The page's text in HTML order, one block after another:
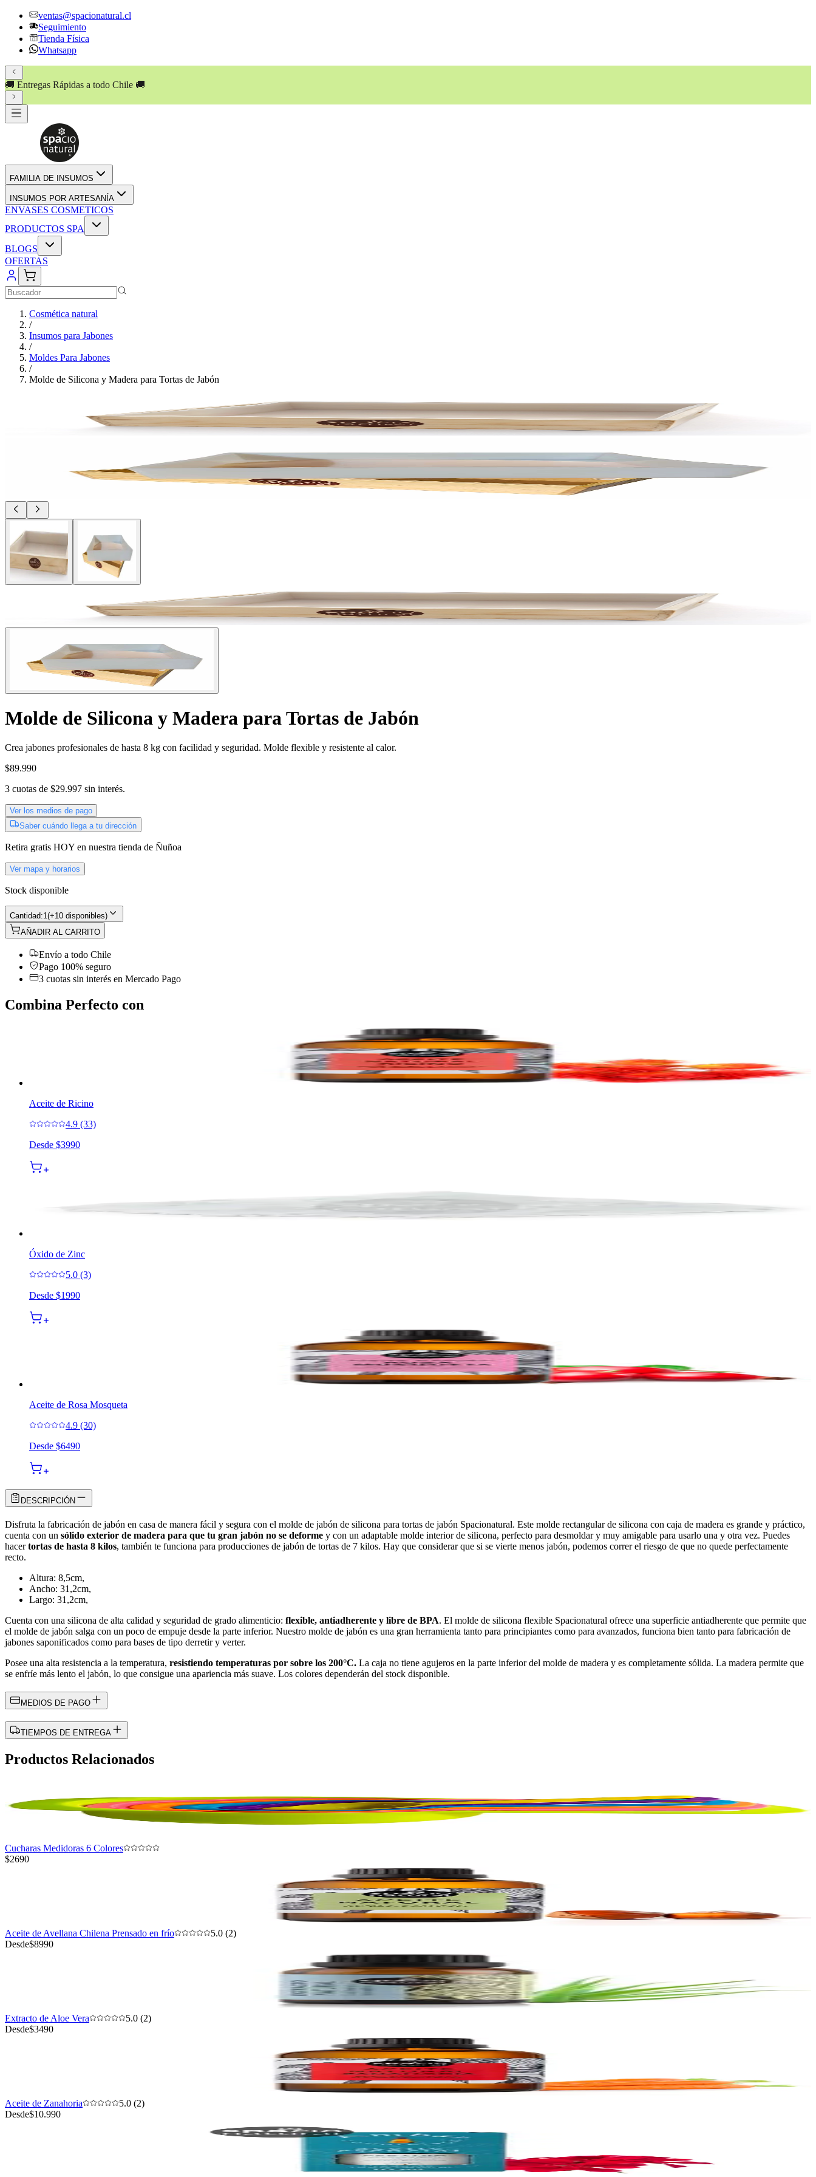
ventas@spacionatural.cl
Seguimiento
Tienda Física
Whatsapp
🚚 Entregas Rápidas a todo Chile 🚚
FAMILIA DE INSUMOS
INSUMOS POR ARTESANÍA
ENVASES COSMETICOS
PRODUCTOS SPA
BLOGS
OFERTAS
Cosmética natural
/
Insumos para Jabones
/
Moldes Para Jabones
/
Molde de Silicona y Madera para Tortas de Jabón
Molde de Silicona y Madera para Tortas de Jabón
Crea jabones profesionales de hasta 8 kg con facilidad y seguridad. Molde flexible y resistente al calor.
$89.990
3 cuotas de $29.997 sin interés.
Ver los medios de pago
Saber cuándo llega a tu dirección
Retira gratis HOY en nuestra tienda de Ñuñoa
Ver mapa y horarios
Stock disponible
Cantidad:1(+10 disponibles)
AÑADIR AL CARRITO
Envío a todo Chile
Pago 100% seguro
3 cuotas sin interés en Mercado Pago
Combina Perfecto con
Aceite de Ricino
4.9 (33)
Desde $3990
Óxido de Zinc
5.0 (3)
Desde $1990
Aceite de Rosa Mosqueta
4.9 (30)
Desde $6490
DESCRIPCIÓN
Disfruta la fabricación de jabón en casa de manera fácil y segura con el molde de jabón de silicona para tortas de jabón Spacionatural. Este molde rectangular de silicona con caja de madera es grande y práctico,
cuenta con un sólido exterior de madera para que tu gran jabón no se deforme y con un adaptable molde interior de silicona, perfecto para desmoldar y muy amigable para usarlo una y otra vez. Puedes
hacertortas de hasta 8 kilos, también te funciona para producciones de jabón de tortas de 7 kilos. Hay que considerar que si se vierte menos jabón, podemos correr el riesgo de que no quede perfectamente
recto.
Altura: 8,5cm,
Ancho: 31,2cm,
Largo: 31,2cm,
Cuenta con una silicona de alta calidad y seguridad de grado alimenticio: flexible, antiadherente y libre de BPA. El molde de silicona flexible Spacionatural ofrece una superficie antiadherente que permite que
el molde de jabón salga con un poco de empuje desde la parte inferior. Nuestro molde de jabón es una gran herramienta tanto para principiantes como para avanzados, funciona bien tanto para fabricación de
jabones saponificados como para bases de tipo derretir y verter.
Posee una alta resistencia a la temperatura, resistiendo temperaturas por sobre los 200°C. La caja no tiene agujeros en la parte inferior del molde de madera y es completamente sólida. La madera permite que
se enfríe más lento el jabón, lo que consigue una apariencia más suave. Los colores dependerán del stock disponible.
MEDIOS DE PAGO
TIEMPOS DE ENTREGA
Productos Relacionados
Cucharas Medidoras 6 Colores
$2690
Aceite de Avellana Chilena Prensado en frío
5.0 (2)
Desde$8990
Extracto de Aloe Vera
5.0 (2)
Desde$3490
Aceite de Zanahoria
5.0 (2)
Desde$10.990